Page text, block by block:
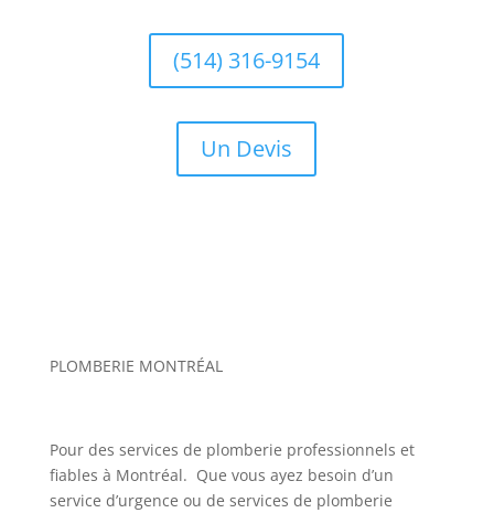
(514) 316-9154
Un Devis
PLOMBERIE MONTRÉAL
Pour des services de plomberie professionnels et
fiables à Montréal. Que vous ayez besoin d’un
service d’urgence ou de services de plomberie